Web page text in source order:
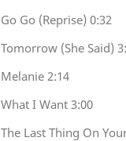
Go Go (Reprise) 0:32
Tomorrow (She Said)
Melanie 2:14
What I Want 3:00
The Last Thing On